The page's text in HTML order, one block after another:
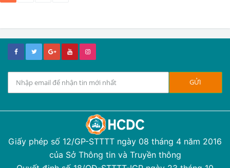
Giấy phép số 12/GP-STTTT ngày 08 tháng 4 năm 2016
của Sở Thông tin và Truyền thông